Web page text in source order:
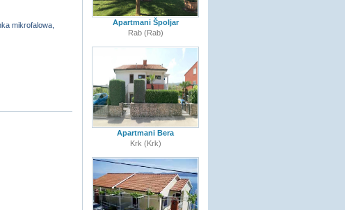
mikrofalowa,
Apartmani Špoljar
Rab (Rab)
Apartmani Bera
Krk (Krk)